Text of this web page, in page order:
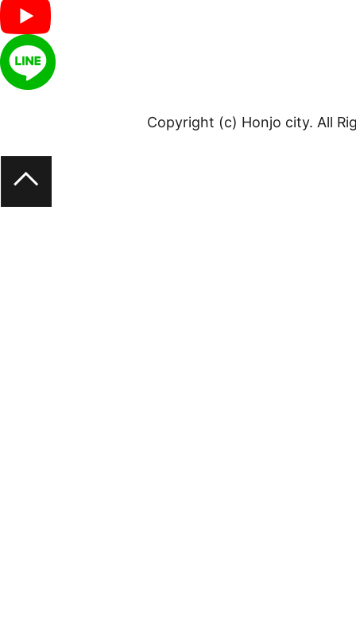
Copyright (c) Honjo city. All